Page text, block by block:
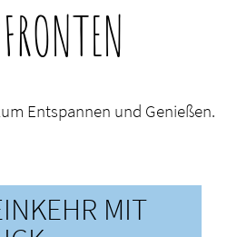
Entspannen und Genießen.
MIT